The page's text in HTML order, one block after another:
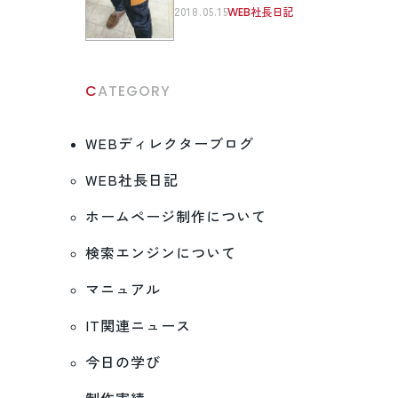
2018.05.15WEB社長日記
CATEGORY
WEBディレクターブログ
WEB社長日記
ホームページ制作について
検索エンジンについて
マニュアル
IT関連ニュース
今日の学び